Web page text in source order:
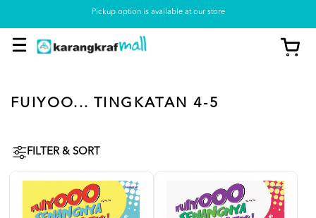
Pickup option is available at our store
FUIYOO... TINGKATAN 4-5
FILTER & SORT